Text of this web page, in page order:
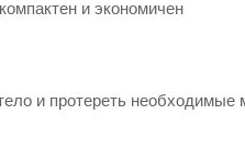
и экономичен
и протереть необходимые